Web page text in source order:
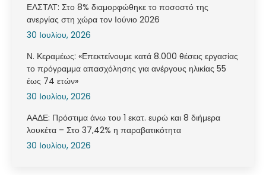
ΕΛΣΤΑΤ: Στο 8% διαμορφώθηκε το ποσοστό της
ανεργίας στη χώρα τον Ιούνιο 2026
30 Ιουλίου, 2026
Ν. Κεραμέως: «Επεκτείνουμε κατά 8.000 θέσεις εργασίας
το πρόγραμμα απασχόλησης για ανέργους ηλικίας 55
έως 74 ετών»
30 Ιουλίου, 2026
ΑΑΔΕ: Πρόστιμα άνω του 1 εκατ. ευρώ και 8 διήμερα
λουκέτα – Στο 37,42% η παραβατικότητα
30 Ιουλίου, 2026